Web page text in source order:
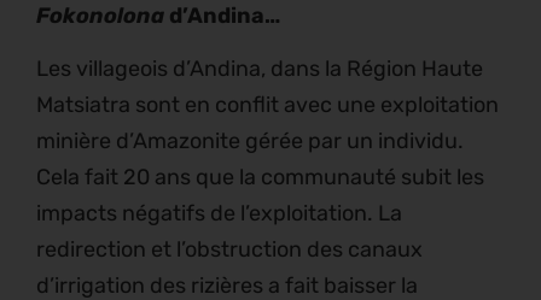
Fokonolona d’Andina…
Les villageois d’Andina, dans la Région Haute
Matsiatra sont en conflit avec une exploitation
minière d’Amazonite gérée par un individu.
Cela fait 20 ans que la communauté subit les
impacts négatifs de l’exploitation. La
redirection et l’obstruction des canaux
d’irrigation des rizières a fait baisser la